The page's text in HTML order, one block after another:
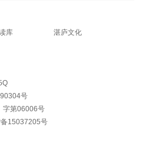
库
湛庐文化
号
字第06006号
15037205号